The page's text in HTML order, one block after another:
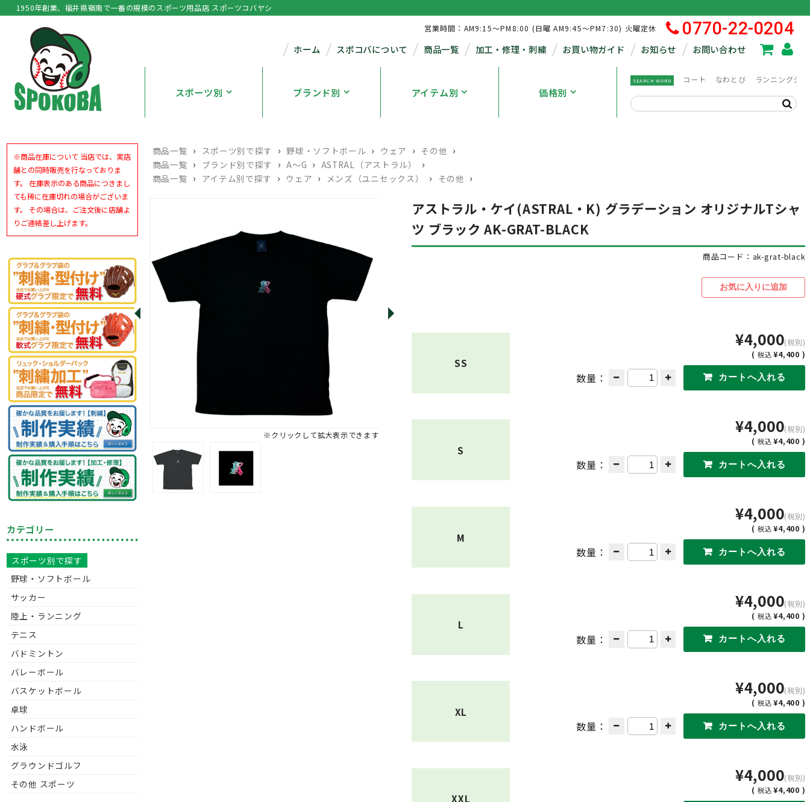
1950年創業、福井県嶺南で一番の規模のスポーツ用品店 スポーツコバヤシ
営業時間：AM9:15～PM8:00 (日曜 AM9:45～PM7:30) 火曜定休
0770-22-0204
ホーム スポコバについて 商品一覧 加工・修理・刺繍 お買い物ガイド お知らせ お問い合わせ
スポーツ別 ブランド別 アイテム別 価格別
SEARCH WORD コート なわとび ランニングシ
商品一覧 › スポーツ別で探す › 野球・ソフトボール › ウェア › その他 ›
商品一覧 › ブランド別で探す › A～G › ASTRAL（アストラル） ›
商品一覧 › アイテム別で探す › ウェア › メンズ（ユニセックス） › その他 ›
※クリックして拡大表示できます
アストラル・ケイ(ASTRAL・K) グラデーション オリジナルTシャ
ツ ブラック AK-GRAT-BLACK
商品コード：ak-grat-black
SS
¥4,000(税別)
( 税込 ¥4,400 )
数量：
S
¥4,000(税別)
( 税込 ¥4,400 )
数量：
M
¥4,000(税別)
( 税込 ¥4,400 )
数量：
L
¥4,000(税別)
( 税込 ¥4,400 )
数量：
XL
¥4,000(税別)
( 税込 ¥4,400 )
数量：
XXL
¥4,000(税別)
( 税込 ¥4,400 )
※商品在庫について 当店では、実店
舗との同時販売を行なっておりま
す。 在庫表示のある商品につきまし
ても稀に在庫切れの場合がございま
す。 その場合は、ご注文後に店舗よ
りご連絡差し上げます。
カテゴリー
スポーツ別で探す
野球・ソフトボール
サッカー
陸上・ランニング
テニス
バドミントン
バレーボール
バスケットボール
卓球
ハンドボール
水泳
グラウンドゴルフ
その他 スポーツ